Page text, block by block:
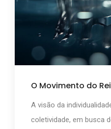
O Movimento do
A visão da
coletividade, em busca